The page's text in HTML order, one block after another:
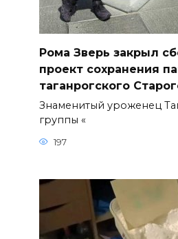
Рома Зверь закрыл
проект сохранения
таганрогского
Знаменитый уроженец
группы «
197